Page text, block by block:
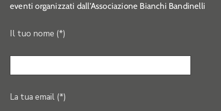
eventi organizzati dall’Associazione Bianchi Bandinelli
Il tuo nome (*)
La tua email (*)